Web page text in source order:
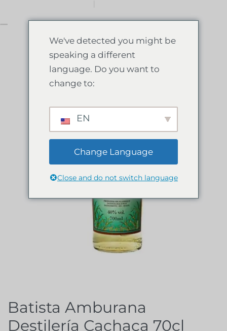
Batista Amburana
Destilería Cachaça 70cl
We've detected you might be
speaking a different
language. Do you want to
change to:
EN
Change Language
Close and do not switch language